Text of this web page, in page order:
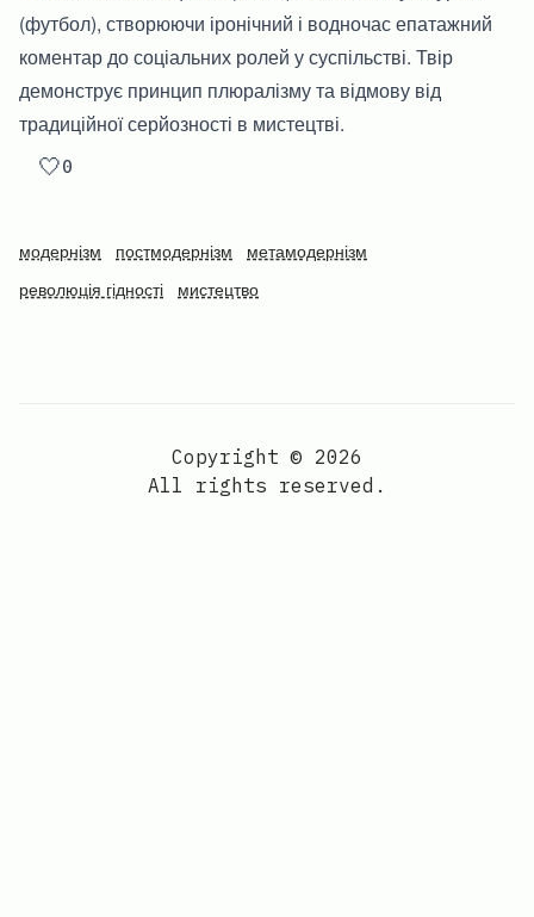
(футбол), створюючи іронічний і водночас епатажний
коментар до соціальних ролей у суспільстві. Твір
демонструє принцип плюралізму та відмову від
традиційної серйозності в мистецтві.
🤍0
модернізм постмодернізм
метамодернізм
революція гідності
мистецтво
Copyright © 2026
All rights reserved.